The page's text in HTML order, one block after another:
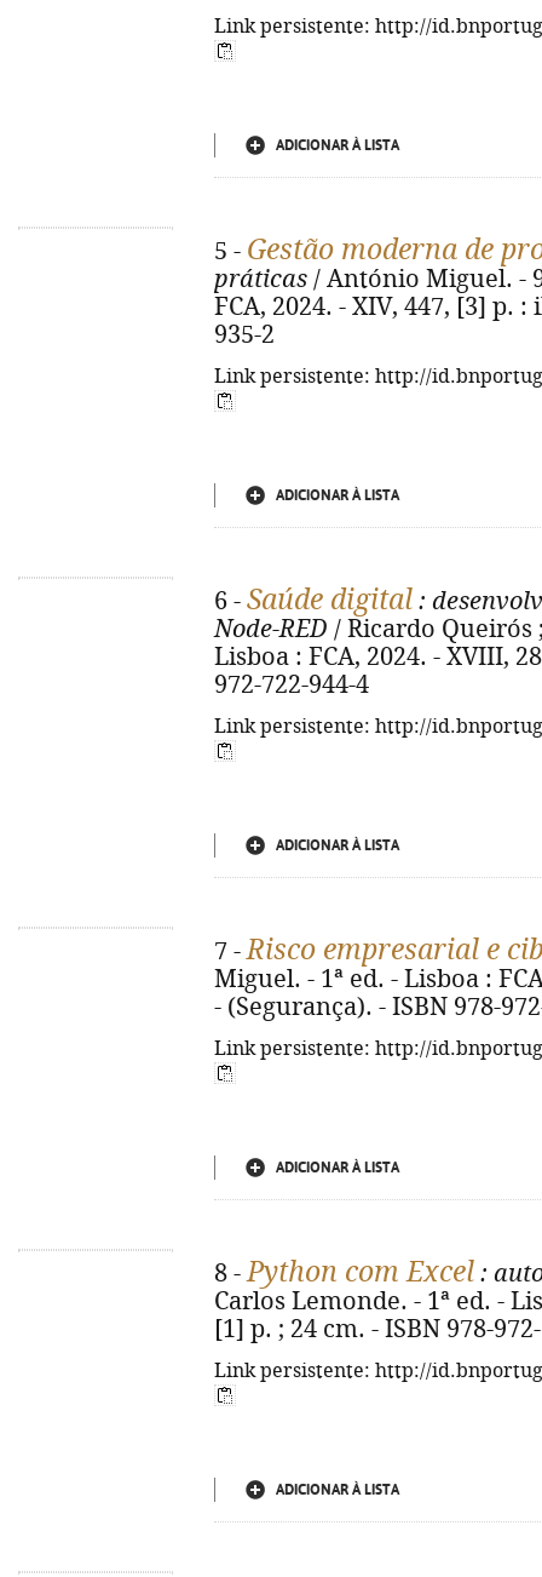
Link persistente: http://
ADICIONAR À LISTA
5 - Gestão moderna de
práticas / António Miguel. -
FCA, 2024. - XIV, 447, [3] p. :
935-2
Link persistente: http://
ADICIONAR À LISTA
6 - Saúde digital :
Node-RED / Ricardo Queirós
Lisboa : FCA, 2024. - XVIII,
972-722-944-4
Link persistente: http://
ADICIONAR À LISTA
7 -Risco empresarial e
Miguel. - 1ª ed. - Lisboa :
- (Segurança). - ISBN 978-
Link persistente: http://
ADICIONAR À LISTA
8 -Python com Excel :
Carlos Lemonde. - 1ª ed. -
[1] p. ; 24 cm. - ISBN 978-
Link persistente: http://
ADICIONAR À LISTA